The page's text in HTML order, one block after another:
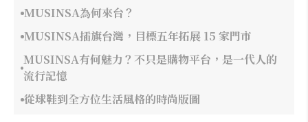
MUSINSA為何來台？
MUSINSA插旗台灣，目標五年拓展 15 家門市
MUSINSA有何魅力？不只是購物平台，是一代人的
流行記憶
從球鞋到全方位生活風格的時尚版圖